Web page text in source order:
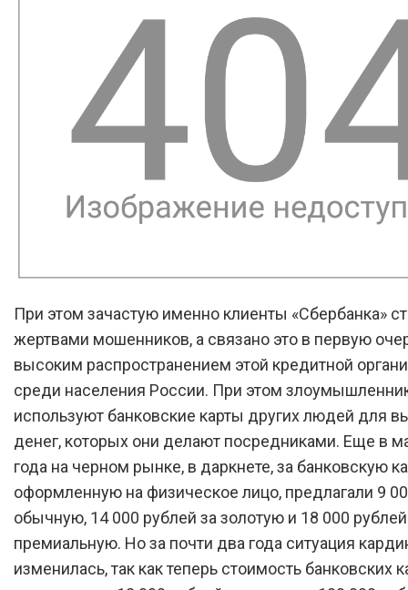
При этом зачастую именно клиенты «Сбербанка»
жертвами мошенников, а связано это в первую
высоким распространением этой кредитной
среди населения России. При этом
используют банковские карты других людей для
денег, которых они делают посредниками. Еще в
года на черном рынке, в даркнете, за банковскую
оформленную на физическое лицо, предлагали 9
обычную, 14 000 рублей за золотую и 18 000
премиальную. Но за почти два года ситуация
изменилась, так как теперь стоимость банковских